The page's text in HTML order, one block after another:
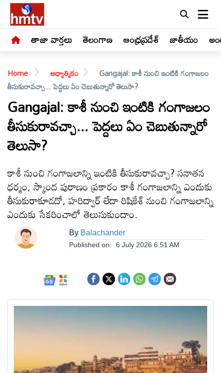
తాజా వార్తలు తెలంగాణ ఆంధ్రప్రదేశ్ జాతీయం
LIVE
తాజా
తెలంగాణ
ఆంధ్రప్రదేశ్
జాతీయం
అంతర్జాతీయం
సినిమా
క్రీడలు
Home ఆధ్యాత్మికం
Gangajal: కాశీ నుంచి ఇంటికి గంగాజలం
తీసుకురావచ్చా... పెద్దలు ఏం చెబుతున్నారో తెలుసా?
Gangajal: కాశీ నుంచి ఇంటికి గంగాజలం
తీసుకురావచ్చా... పెద్దలు ఏం చెబుతున్నారో
తెలుసా?
కాశీ నుంచి గంగాజలాన్ని ఇంటికి తీసుకురావచ్చా? సనాతన
ధర్మం, స్కాంద పురాణం ప్రకారం కాశీ గంగాజలాన్ని ఎందుకు
తీసుకురాకూడదో, హరిద్వార్ లేదా రిషికేశ్ నుంచి గంగాజలాన్ని
ఎందుకు సేకరించాలో తెలుసుకుందాం.
By Balachander
Published on: 6 July 2026 6:51 AM